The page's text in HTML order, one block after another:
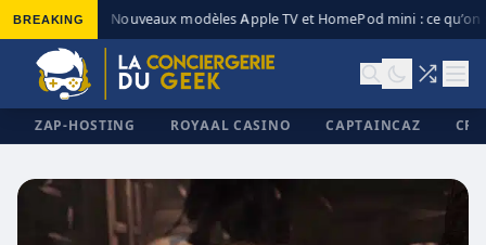
BREAKING Nouveaux modèles Apple TV et HomePod mini : ce qu’on
ZAP-HOSTING ROYAAL CASINO CAPTAINCAZ